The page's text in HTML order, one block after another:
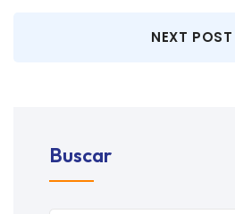
NEXT POST
Buscar